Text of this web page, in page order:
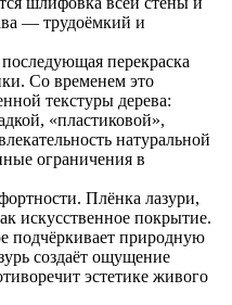
— трудоёмкий и
перекраска
Со временем это
текстуры дерева:
«пластиковой»,
натуральной
ограничения в
Плёнка лазури,
искусственное покрытие.
подчёркивает природную
создаёт ощущение
эстетике живого